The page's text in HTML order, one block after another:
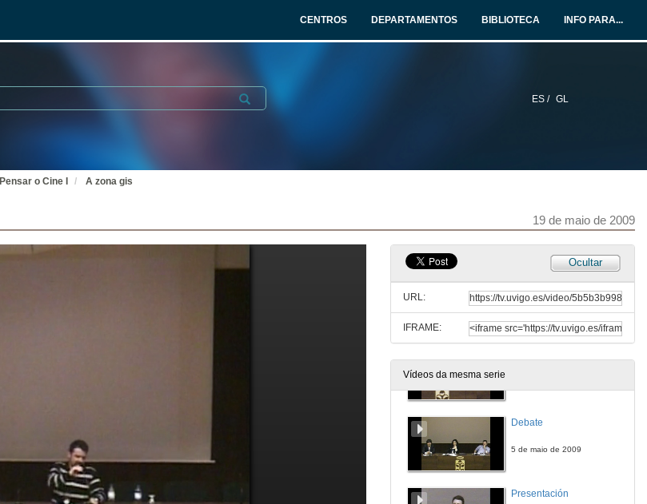
CENTROS DEPARTAMENTOS BIBLIOTECA INFO PARA...
ES / GL
Submit
Pensar o Cine I A zona gis
19 de maio de 2009
Ocultar
URL:
IFRAME:
Vídeos da mesma serie
21 de abr. de 2009
Manipulación xenética e dereitos humanos
5 de maio de 2009
Debate
5 de maio de 2009
Presentación